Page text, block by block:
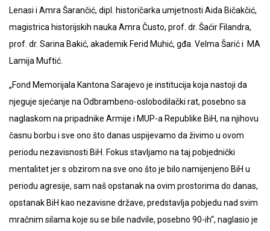
Lenasi i Amra Šarančić, dipl. historičarka umjetnosti Aida Bičakčić,
magistrica historijskih nauka Amra Čusto, prof. dr. Šaćir Filandra,
prof. dr. Sarina Bakić, akademik Ferid Muhić, gđa. Velma Šarić i MA
Lamija Muftić.
„Fond Memorijala Kantona Sarajevo je institucija koja nastoji da
njeguje sjećanje na Odbrambeno-oslobodilački rat, posebno sa
naglaskom na pripadnike Armije i MUP-a Republike BiH, na njihovu
časnu borbu i sve ono što danas uspijevamo da živimo u ovom
periodu nezavisnosti BiH. Fokus stavljamo na taj pobjednički
mentalitet jer s obzirom na sve ono što je bilo namijenjeno BiH u
periodu agresije, sam naš opstanak na ovim prostorima do danas,
opstanak BiH kao nezavisne države, predstavlja pobjedu nad svim
mračnim silama koje su se bile nadvile, posebno 90-ih“, naglasio je